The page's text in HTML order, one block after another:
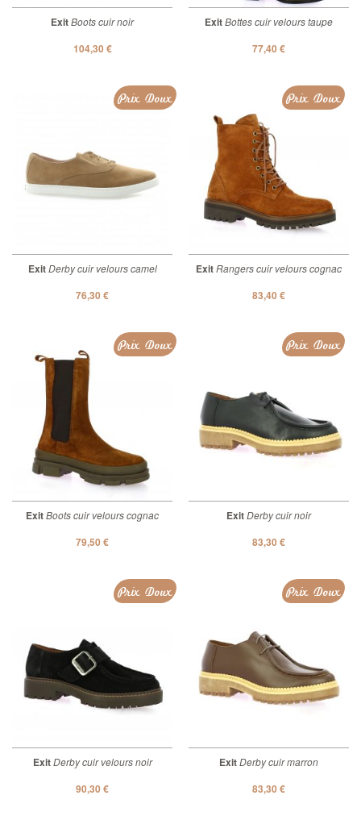
ExitBoots cuir noir
104,30 €
ExitBottes cuir velours taupe
77,40 €
ExitDerby cuir velours camel
76,30 €
Prix Doux
ExitRangers cuir velours cognac
83,40 €
Prix Doux
ExitBoots cuir velours cognac
79,50 €
Prix Doux
ExitDerby cuir noir
83,30 €
Prix Doux
ExitDerby cuir velours noir
90,30 €
Prix Doux
ExitDerby cuir marron
83,30 €
Prix Doux